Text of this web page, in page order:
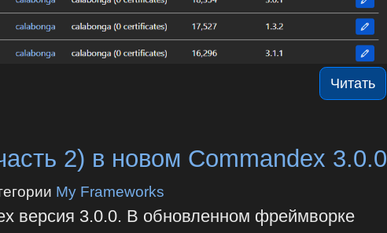
Читать
2) в новом Commandex 3.0.0
My Frameworks
версия 3.0.0. В обновленном фреймворке